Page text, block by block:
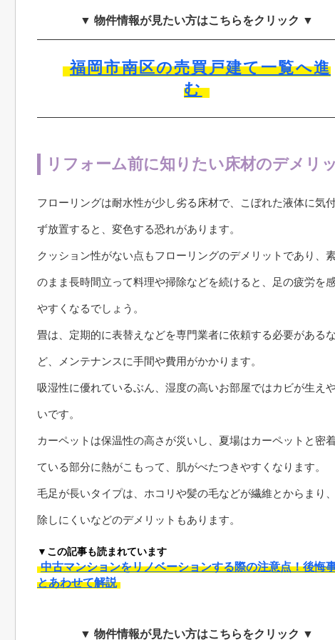
▼ 物件情報が見たい方はこちらをクリック ▼
福岡市南区の売買戸建て一覧へ進
む
リフォーム前に知りたい床材のデメリ
フローリングは耐水性が少し劣る床材で、こぼれた液体に気
ず放置すると、変色する恐れがあります。
クッション性がない点もフローリングのデメリットであり、
のまま長時間立って料理や掃除などを続けると、足の疲労を
やすくなるでしょう。
畳は、定期的に表替えなどを専門業者に依頼する必要があるな
ど、メンテナンスに手間や費用がかかります。
吸湿性に優れているぶん、湿度の高いお部屋ではカビが生え
いです。
カーペットは保温性の高さが災いし、夏場はカーペットと密
ている部分に熱がこもって、肌がべたつきやすくなります。
毛足が長いタイプは、ホコリや髪の毛などが繊維とからまり
除しにくいなどのデメリットもあります。
▼この記事も読まれています
中古マンションをリノベーションする際の注意点！後悔
とあわせて解説
▼ 物件情報が見たい方はこちらをクリック ▼